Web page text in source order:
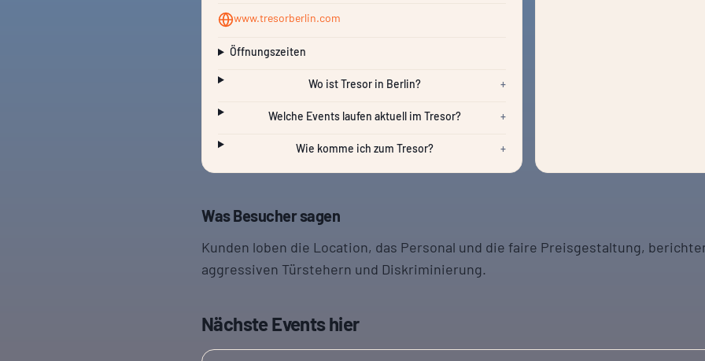
www.tresorberlin.com
Öffnungszeiten
Wo ist Tresor in Berlin? +
Welche Events laufen aktuell im Tresor? +
Wie komme ich zum Tresor? +
Was Besucher sagen
Kunden loben die Location, das Personal und die faire Preisgestaltung,
aggressiven Türstehern und Diskriminierung.
Nächste Events hier